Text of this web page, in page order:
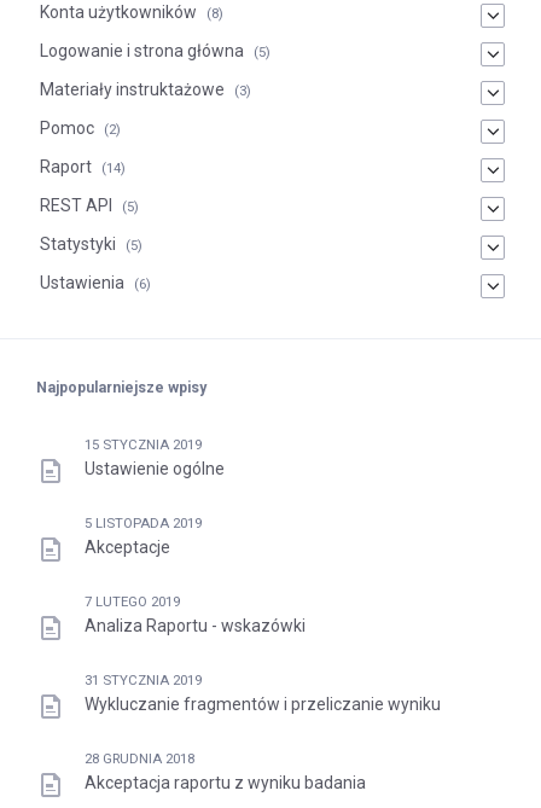
Konta użytkowników (8)
Logowanie i strona główna (5)
Materiały instruktażowe (3)
Pomoc (2)
Raport (14)
REST API (5)
Statystyki (5)
Ustawienia (6)
Najpopularniejsze wpisy
15 STYCZNIA 2019
Ustawienie ogólne
5 LISTOPADA 2019
Akceptacje
7 LUTEGO 2019
Analiza Raportu - wskazówki
31 STYCZNIA 2019
Wykluczanie fragmentów i przeliczanie wyniku
28 GRUDNIA 2018
Akceptacja raportu z wyniku badania